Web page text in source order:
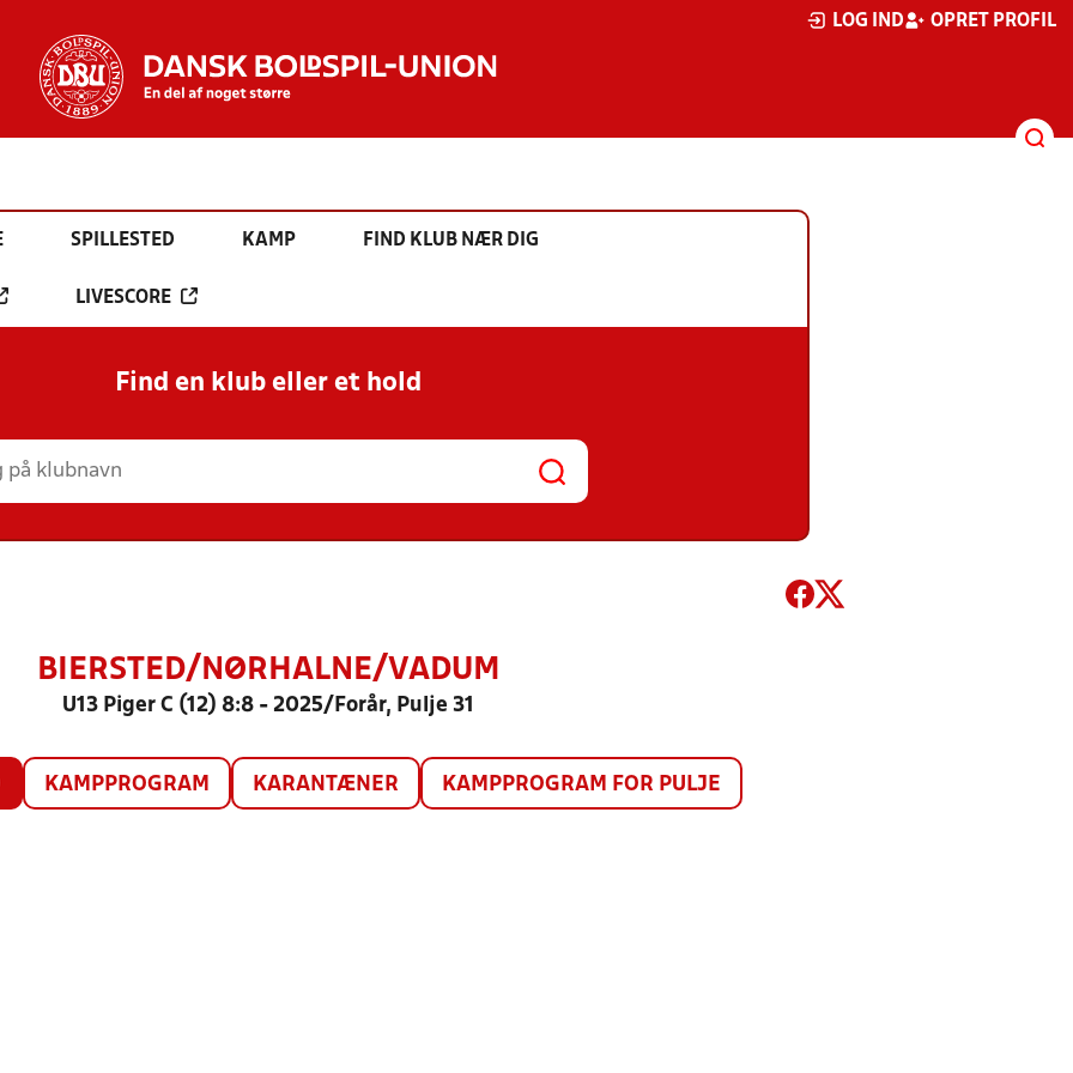
LOG IND OPRET PROFIL
SPILLESTED KAMP FIND KLUB NÆR DIG
LIVESCORE
Find en klub eller et hold
BIERSTED/NØRHALNE/VADUM
U13 Piger C (12) 8:8 - 2025/Forår, Pulje 31
KAMPPROGRAM KARANTÆNER KAMPPROGRAM FOR PULJE